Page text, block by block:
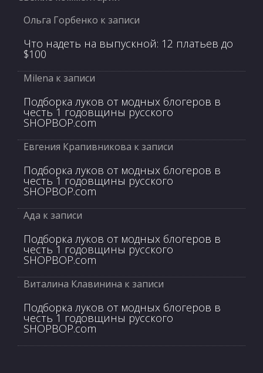
Ольга Горбенко к записи
Что надеть на выпускной: 12 платьев до
$100
Milena к записи
Подборка луков от модных блогеров в
честь 1 годовщины русского
SHOPBOP.com
Евгения Крапивникова к записи
Подборка луков от модных блогеров в
честь 1 годовщины русского
SHOPBOP.com
Ада к записи
Подборка луков от модных блогеров в
честь 1 годовщины русского
SHOPBOP.com
Виталина Клавинина к записи
Подборка луков от модных блогеров в
честь 1 годовщины русского
SHOPBOP.com